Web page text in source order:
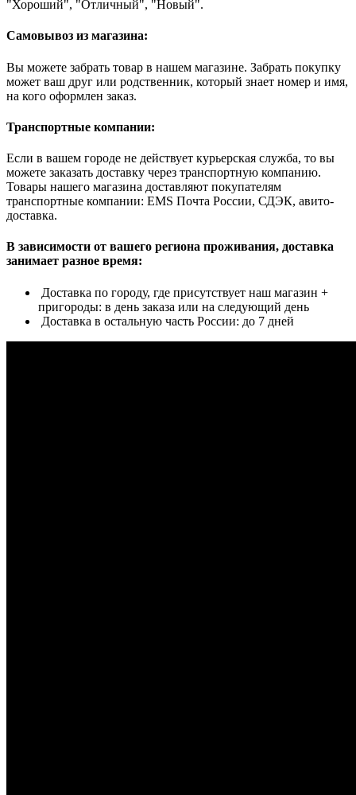
"Хороший", "Отличный", "Новый".
Самовывоз из магазина:
Вы можете забрать товар в нашем магазине. Забрать покупку
может ваш друг или родственник, который знает номер и имя,
на кого оформлен заказ.
Транспортные компании:
Если в вашем городе не действует курьерская служба, то вы
можете заказать доставку через транспортную компанию.
Товары нашего магазина доставляют покупателям
транспортные компании: EMS Почта России, СДЭК, авито-
доставка.
В зависимости от вашего региона проживания, доставка
занимает разное время:
Доставка по городу, где присутствует наш магазин +
пригороды: в день заказа или на следующий день
Доставка в остальную часть России: до 7 дней